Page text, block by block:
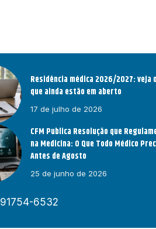
Residência médica 2026/2027: veja
que ainda estão em aberto
17 de julho de 2026
CFM Publica Resolução que
na Medicina: O Que Todo Médico
Antes de Agosto
25 de junho de 2026
6532